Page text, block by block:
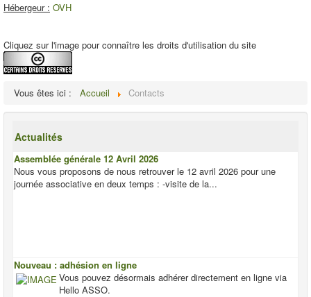
Hébergeur : OVH
Cliquez sur l'image pour connaître les droits d'utilisation du site
Vous êtes ici : Accueil Contacts
Actualités
Assemblée générale 12 Avril 2026
Nous vous proposons de nous retrouver le 12 avril 2026 pour une
journée associative en deux temps : -visite de la...
Nouveau : adhésion en ligne
Vous pouvez désormais adhérer directement en ligne via
Hello ASSO.